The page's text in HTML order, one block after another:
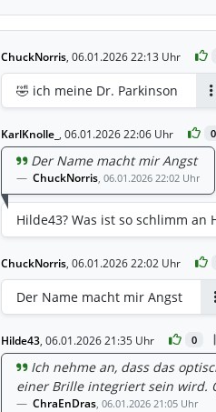
ChuckNorris, 06.01.2026 22:13 Uhr
🤣 ich meine Dr. Parkinson
KarlKnolle_ , 06.01.2026 22:06 Uhr 0
Der Name macht mir Angst
ChuckNorris, 06.01.2026 22:02 Uhr
Hilde43? Was ist so schlimm an
ChuckNorris, 06.01.2026 22:02 Uhr
Der Name macht mir Angst
Hilde43, 06.01.2026 21:35 Uhr 0
Ich nehme an, dass das
einer Brille integriert sein wird.
ChraEnDras, 06.01.2026 21:05 Uhr